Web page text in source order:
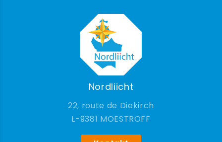
Nordliicht
22, route de Diekirch
9381 MOESTROFF